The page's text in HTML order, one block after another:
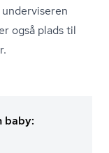
også plads til
baby: